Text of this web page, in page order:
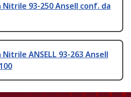
93-250 Ansell conf. da
ANSELL 93-263 Ansell